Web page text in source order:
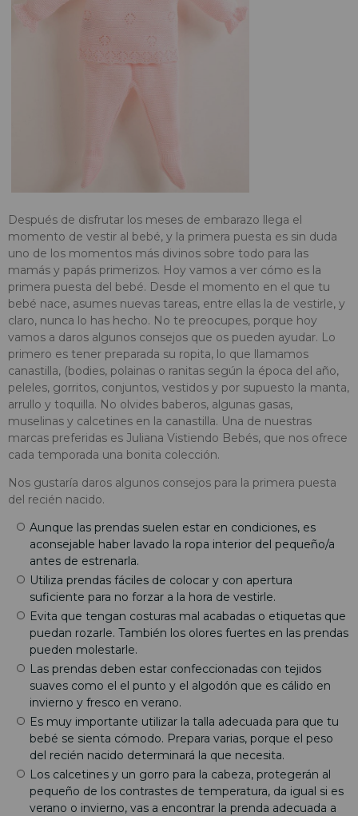
Después de disfrutar los meses de embarazo llega el
momento de vestir al bebé, y la primera puesta es sin duda
uno de los momentos más divinos sobre todo para las
mamás y papás primerizos. Hoy vamos a ver cómo es la
primera puesta del bebé. Desde el momento en el que tu
bebé nace, asumes nuevas tareas, entre ellas la de vestirle, y
claro, nunca lo has hecho. No te preocupes, porque hoy
vamos a daros algunos consejos que os pueden ayudar. Lo
primero es tener preparada su ropita, lo que llamamos
canastilla, (bodies, polainas o ranitas según la época del año,
peleles, gorritos, conjuntos, vestidos y por supuesto la manta,
arrullo y toquilla. No olvides baberos, algunas gasas,
muselinas y calcetines en la canastilla. Una de nuestras
marcas preferidas es Juliana Vistiendo Bebés, que nos ofrece
cada temporada una bonita colección.
Nos gustaría daros algunos consejos para la primera puesta
del recién nacido.
Aunque las prendas suelen estar en condiciones, es
aconsejable haber lavado la ropa interior del pequeño/a
antes de estrenarla.
Utiliza prendas fáciles de colocar y con apertura
suficiente para no forzar a la hora de vestirle.
Evita que tengan costuras mal acabadas o etiquetas que
puedan rozarle. También los olores fuertes en las prendas
pueden molestarle.
Las prendas deben estar confeccionadas con tejidos
suaves como el el punto y el algodón que es cálido en
invierno y fresco en verano.
Es muy importante utilizar la talla adecuada para que tu
bebé se sienta cómodo. Prepara varias, porque el peso
del recién nacido determinará la que necesita.
Los calcetines y un gorro para la cabeza, protegerán al
pequeño de los contrastes de temperatura, da igual si es
verano o invierno, vas a encontrar la prenda adecuada a